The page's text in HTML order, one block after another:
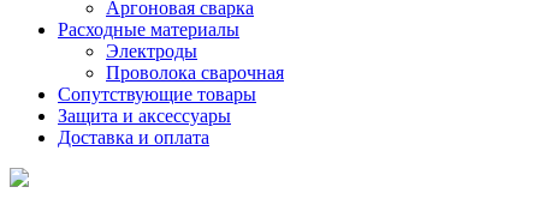
Аргоновая сварка
Расходные материалы
Электроды
Проволока сварочная
Сопутствующие товары
Защита и аксессуары
Доставка и оплата